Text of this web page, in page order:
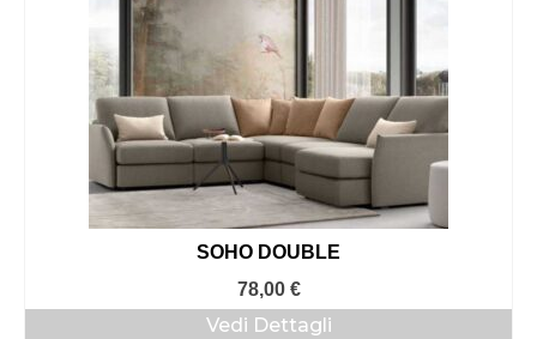
SOHO DOUBLE
78,00 €
Vedi Dettagli